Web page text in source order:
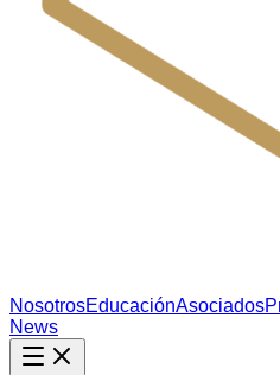
NosotrosEducaciónAsociados
News